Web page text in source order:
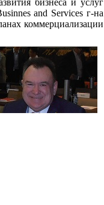
бизнеса и услуг
and Services г-на
коммерциализации